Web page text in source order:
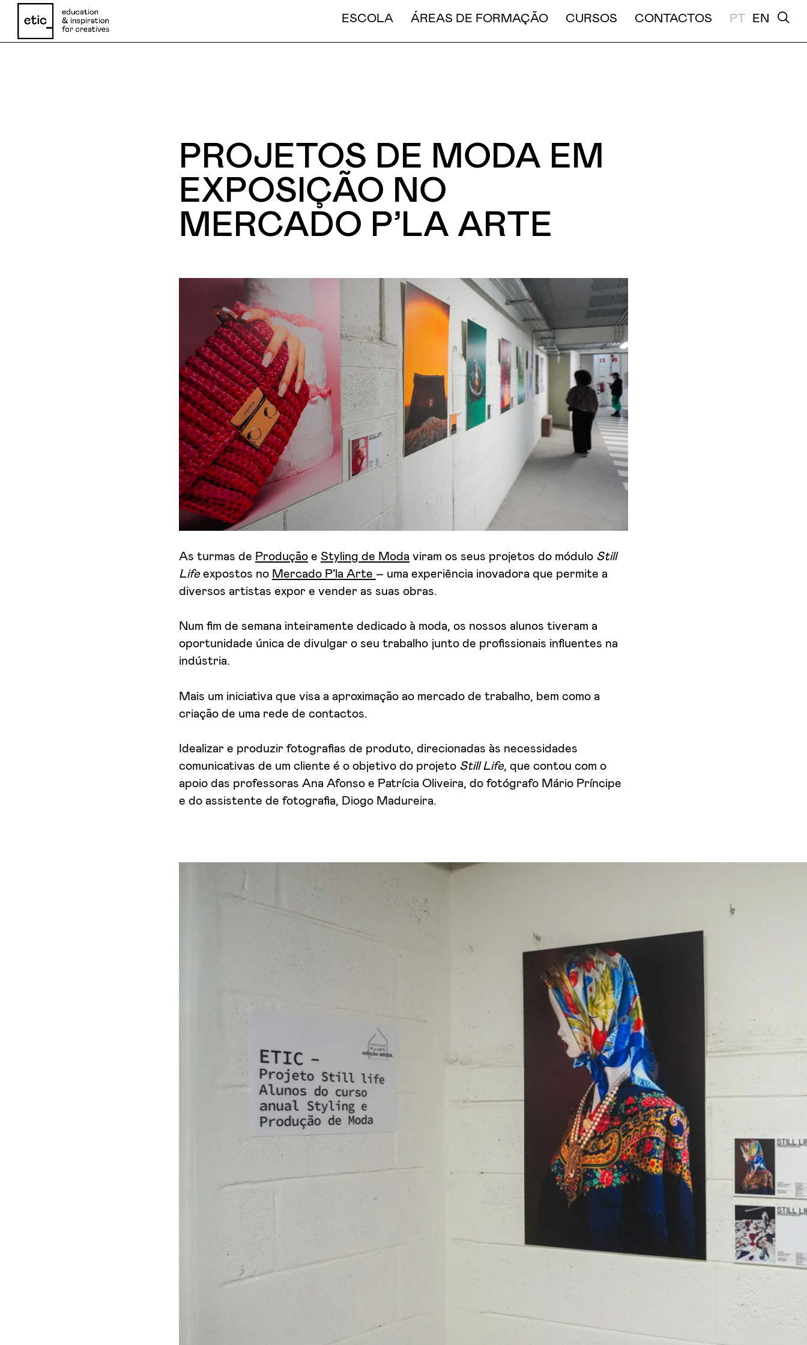
ESCOLA ÁREAS DE FORMAÇÃO CURSOS CONTACTOS PT EN
PROJETOS DE MODA EM
EXPOSIÇÃO NO
MERCADO P’LA ARTE
As turmas de Produção eStyling de Moda viram os seus projetos do módulo Still
Lifeexpostos no Mercado P’la Arte – uma experiência inovadora que permite a
diversos artistas expor e vender as suas obras.
Num fim de semana inteiramente dedicado à moda, os nossos alunos tiveram a
oportunidade única de divulgar o seu trabalho junto de profissionais influentes na
indústria.
Mais um iniciativa que visa a aproximação ao mercado de trabalho, bem como a
criação de uma rede de contactos.
Idealizar e produzir fotografias de produto, direcionadas às necessidades
comunicativas de um cliente é o objetivo do projeto Still Life, que contou com o
apoio das professoras Ana Afonso e Patrícia Oliveira, do fotógrafo Mário Príncipe
e do assistente de fotografia, Diogo Madureira.